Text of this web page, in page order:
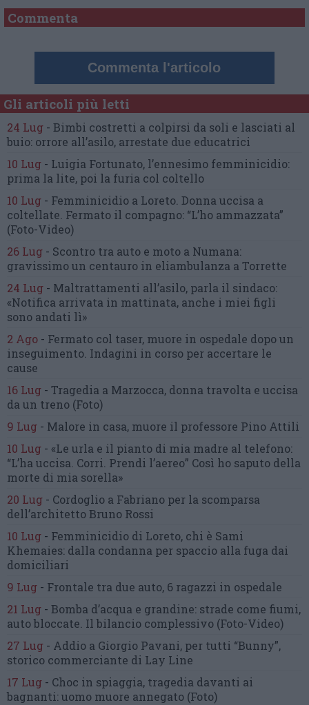
Commenta
Commenta l'articolo
Gli articoli più letti
24 Lug - Bimbi costretti a colpirsi da soli e lasciati al
buio: orrore all’asilo, arrestate due educatrici
10 Lug - Luigia Fortunato, l’ennesimo femminicidio:
prima la lite, poi la furia col coltello
10 Lug - Femminicidio a Loreto. Donna uccisa a
coltellate. Fermato il compagno: “L’ho ammazzata”
(Foto-Video)
26 Lug - Scontro tra auto e moto a Numana:
gravissimo un centauro in eliambulanza a Torrette
24 Lug - Maltrattamenti all’asilo, parla il sindaco:
«Notifica arrivata in mattinata, anche i miei figli
sono andati lì»
2 Ago - Fermato col taser, muore in ospedale dopo un
inseguimento. Indagini in corso per accertare le
cause
16 Lug - Tragedia a Marzocca, donna travolta e uccisa
da un treno (Foto)
9 Lug - Malore in casa, muore il professore Pino Attili
10 Lug - «Le urla e il pianto di mia madre al telefono:
“L’ha uccisa. Corri. Prendi l’aereo” Così ho saputo della
morte di mia sorella»
20 Lug - Cordoglio a Fabriano per la scomparsa
dell’architetto Bruno Rossi
10 Lug - Femminicidio di Loreto, chi è Sami
Khemaies: dalla condanna per spaccio alla fuga dai
domiciliari
9 Lug - Frontale tra due auto, 6 ragazzi in ospedale
21 Lug - Bomba d’acqua e grandine: strade come fiumi,
auto bloccate. Il bilancio complessivo (Foto-Video)
27 Lug - Addio a Giorgio Pavani, per tutti “Bunny”,
storico commerciante di Lay Line
17 Lug - Choc in spiaggia, tragedia davanti ai
bagnanti:uomo muore annegato (Foto)